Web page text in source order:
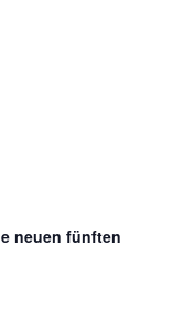
neuen fünften